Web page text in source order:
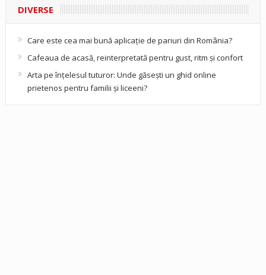
DIVERSE
Care este cea mai bună aplicație de pariuri din România?
Cafeaua de acasă, reinterpretată pentru gust, ritm și confort
Arta pe înțelesul tuturor: Unde găsești un ghid online
prietenos pentru familii și liceeni?